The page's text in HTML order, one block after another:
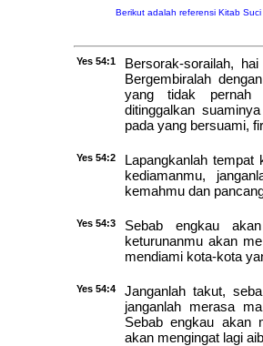
Berikut adalah referensi Kitab
Yes 54:1
Bersorak-sorailah,
Bergembiralah
yang tidak pernah
ditinggalkan
pada yang bersuami,
Yes 54:2
Lapangkanlah tempat
kediamanmu,
kemahmu dan
Yes 54:3
Sebab engkau
keturunanmu akan
mendiami kota-kota
Yes 54:4
Janganlah takut,
janganlah merasa
Sebab engkau akan
akan mengingat lagi